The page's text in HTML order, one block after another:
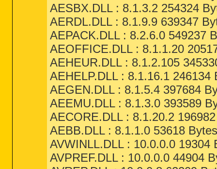
AESBX.DLL : 8.1.3.2 254324
AERDL.DLL : 8.1.9.9 639347
AEPACK.DLL : 8.2.6.0 549237
AEOFFICE.DLL : 8.1.1.20
AEHEUR.DLL : 8.1.2.105
AEHELP.DLL : 8.1.16.1 246134
AEGEN.DLL : 8.1.5.4 397684
AEEMU.DLL : 8.1.3.0 393589
AECORE.DLL : 8.1.20.2
AEBB.DLL : 8.1.1.0 53618
AVWINLL.DLL : 10.0.0.0 19304
AVPREF.DLL : 10.0.0.0 44904